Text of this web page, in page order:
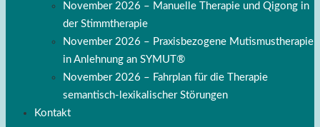
November 2026 – Manuelle Therapie und Qigong in
der Stimmtherapie
November 2026 – Praxisbezogene Mutismustherapie
in Anlehnung an SYMUT®
November 2026 – Fahrplan für die Therapie
semantisch-lexikalischer Störungen
Kontakt